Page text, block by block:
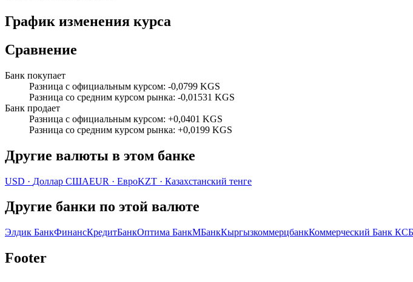
График изменения курса
Сравнение
Банк покупает
Разница с официальным курсом: -0,0799 KGS
Разница со средним курсом рынка: -0,01531 KGS
Банк продает
Разница с официальным курсом: +0,0401 KGS
Разница со средним курсом рынка: +0,0199 KGS
Другие валюты в этом банке
USD · Доллар СШАEUR · ЕвроKZT · Казахстанский тенге
Другие банки по этой валюте
Элдик БанкФинансКредитБанкОптима БанкМБанкКыргызкоммерцбанкКоммерческий Банк КСБ
Footer